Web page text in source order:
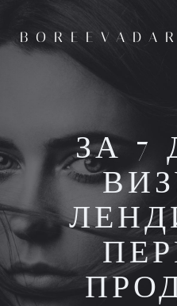
ЗА 7